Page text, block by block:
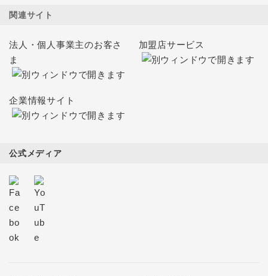
関連サイト
法人・個人事業主のお客さ
ま
加盟店サービス
企業情報サイト
公式メディア